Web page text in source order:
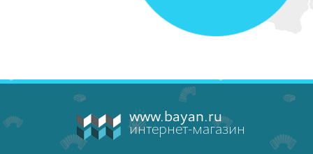
www.bayan.ru
интернет-магазин